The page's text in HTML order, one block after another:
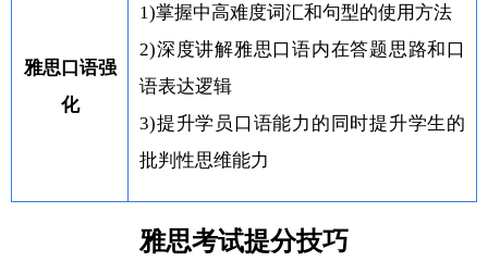
雅思口语强
化
1)掌握中高难度词汇和句型的使用方法
2)深度讲解雅思口语内在答题思路和口
语表达逻辑
3)提升学员口语能力的同时提升学生的
批判性思维能力
雅思考试提分技巧